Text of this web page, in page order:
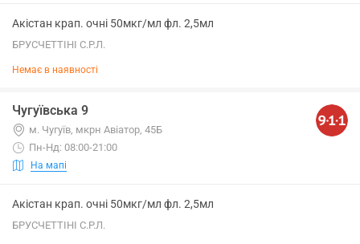
Акістан крап. очні 50мкг/мл фл. 2,5мл
БРУСЧЕТТІНІ С.Р.Л.
Немає в наявності
Чугуївська 9
м. Чугуїв, мкрн Авіатор, 45Б
Пн-Нд: 08:00-21:00
На мапі
Акістан крап. очні 50мкг/мл фл. 2,5мл
БРУСЧЕТТІНІ С.Р.Л.